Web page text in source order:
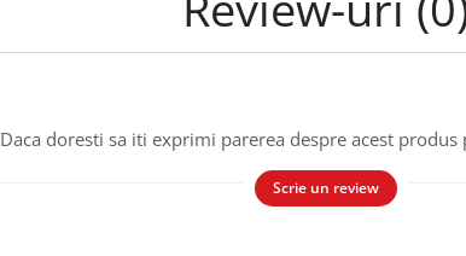
Daca doresti sa iti exprimi parerea despre acest
Scrie un review